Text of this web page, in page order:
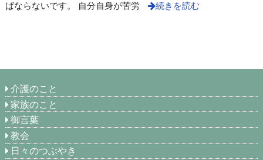
ばならないです。 自分自身が苦労
続きを読む
介護のこと
家族のこと
御言葉
教会
日々のつぶやき